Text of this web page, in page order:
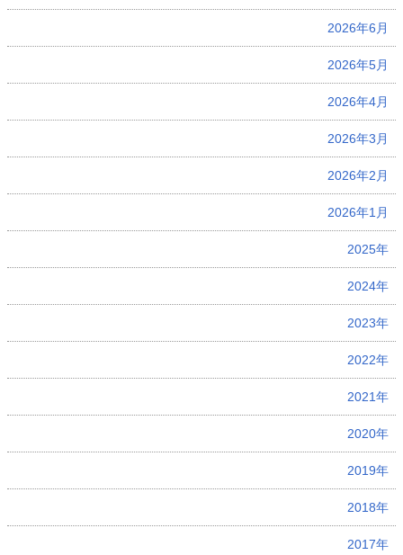
2026年6月
2026年5月
2026年4月
2026年3月
2026年2月
2026年1月
2025年
2024年
2023年
2022年
2021年
2020年
2019年
2018年
2017年